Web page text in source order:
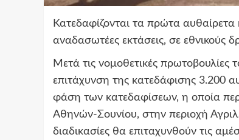
Κατεδαφίζονται τα πρώτα
αναδασωτέες εκτάσεις, σε εθνικούς
Μετά τις νομοθετικές πρωτοβουλίες
επιτάχυνση της κατεδάφισης 3.200
φάση των κατεδαφίσεων, η οποία
Αθηνών-Σουνίου, στην περιοχή
διαδικασίες θα επιταχυνθούν τις